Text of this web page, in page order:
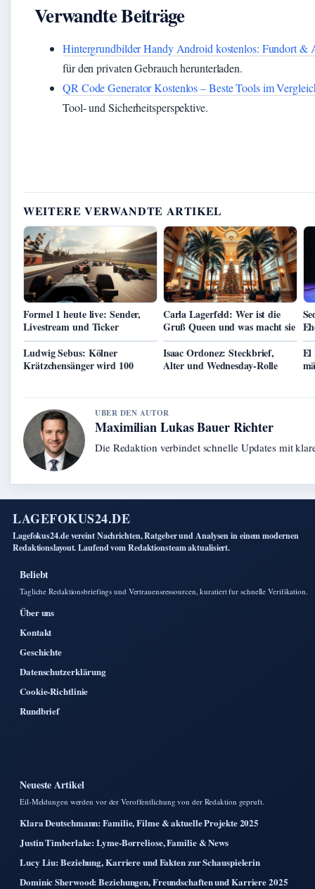
Verwandte Beiträge
Hintergrundbilder Handy Android kostenlos: Fundort &
für den privaten Gebrauch herunterladen.
QR Code Generator Kostenlos – Beste Tools im
Tool- und Sicherheitsperspektive.
WEITERE VERWANDTE ARTIKEL
Formel 1 heute live: Sender,
Livestream und Ticker
Carla Lagerfeld: Wer ist die
Gruß Queen und was macht sie
Ludwig Sebus: Kölner
Krätzchensänger wird 100
Isaac Ordonez: Steckbrief,
Alter und Wednesday-Rolle
El
UBER DEN AUTOR
Maximilian Lukas Bauer Richter
Die Redaktion verbindet schnelle Updates mit
LAGEFOKUS24.DE
Lagefokus24.de vereint Nachrichten, Ratgeber und Analysen in einem modernen
Redaktionslayout. Laufend vom Redaktionsteam aktualisiert.
Beliebt
Tagliche Redaktionsbriefings und Vertrauensressourcen, kuratiert fur schnelle Verifikation.
Über uns
Kontakt
Geschichte
Datenschutzerklärung
Cookie-Richtlinie
Rundbrief
Neueste Artikel
Eil-Meldungen werden vor der Veroffentlichung von der Redaktion gepruft.
Klara Deutschmann: Familie, Filme & aktuelle Projekte 2025
Justin Timberlake: Lyme-Borreliose, Familie & News
Lucy Liu: Beziehung, Karriere und Fakten zur Schauspielerin
Dominic Sherwood: Beziehungen, Freundschaften und Karriere 2025